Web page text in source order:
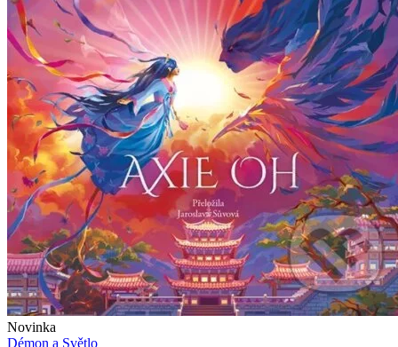
Novinka
Démon a Světlo